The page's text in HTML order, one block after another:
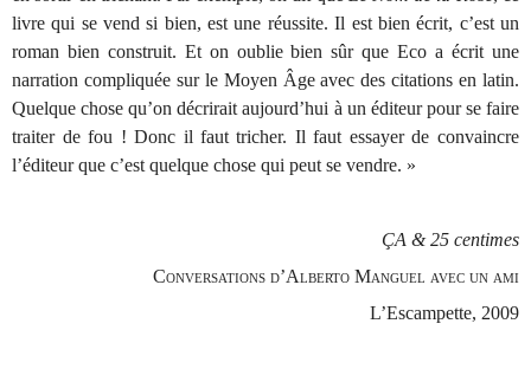
livre qui se vend si bien, est une réussite. Il est bien écrit, c’est un
roman bien construit. Et on oublie bien sûr que Eco a écrit une
narration compliquée sur le Moyen Âge avec des citations en latin.
Quelque chose qu’on décrirait aujourd’hui à un éditeur pour se faire
traiter de fou ! Donc il faut tricher. Il faut essayer de convaincre
l’éditeur que c’est quelque chose qui peut se vendre. »
ÇA & 25 centimes
Conversations d’Alberto Manguel avec un ami
L’Escampette, 2009